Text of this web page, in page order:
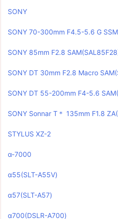
SONY
SONY 70-300mm F4.5-5.6 G
SONY 85mm F2.8
SONY DT 30mm F2.8 Macro
SONY DT 55-200mm F4-5.6
SONY Sonnar T＊ 135mm F1.8
STYLUS XZ-2
α-7000
α55(SLT-A55V)
α57(SLT-A57)
α700(DSLR-A700)